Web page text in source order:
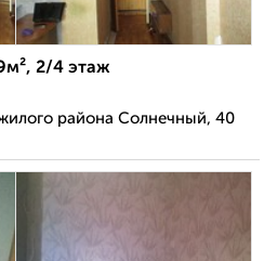
2/4 этаж
района Солнечный, 40